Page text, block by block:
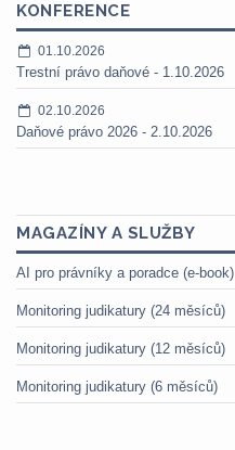
KONFERENCE
01.10.2026
Trestní právo daňové - 1.10.2026
02.10.2026
Daňové právo 2026 - 2.10.2026
MAGAZÍNY A SLUŽBY
AI pro právníky a poradce (e-book)
Monitoring judikatury (24 měsíců)
Monitoring judikatury (12 měsíců)
Monitoring judikatury (6 měsíců)